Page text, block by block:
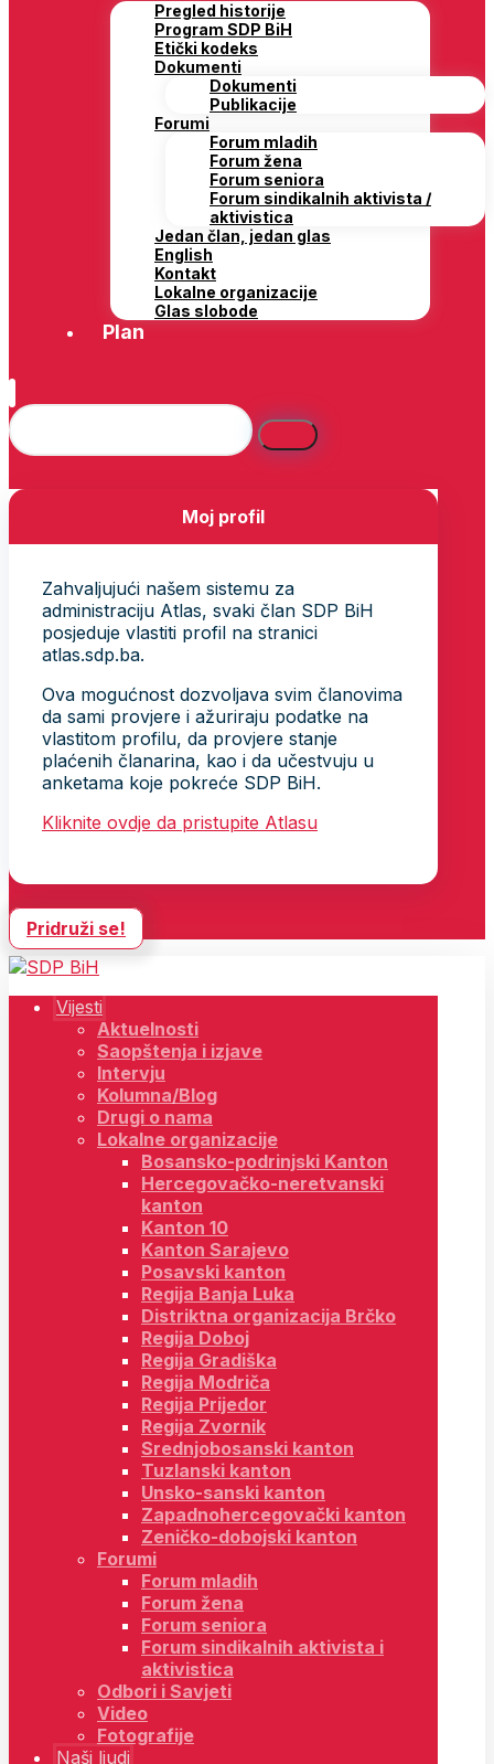
Pregled historije
Program SDP BiH
Etički kodeks
Dokumenti
Dokumenti
Publikacije
Forumi
Forum mladih
Forum žena
Forum seniora
Forum sindikalnih aktivista /
aktivistica
Jedan član, jedan glas
English
Kontakt
Lokalne organizacije
Glas slobode
Plan
Moj profil
Zahvaljujući našem sistemu za
administraciju Atlas, svaki član SDP BiH
posjeduje vlastiti profil na stranici
atlas.sdp.ba.
Ova mogućnost dozvoljava svim članovima
da sami provjere i ažuriraju podatke na
vlastitom profilu, da provjere stanje
plaćenih članarina, kao i da učestvuju u
anketama koje pokreće SDP BiH.
Kliknite ovdje da pristupite Atlasu
Pridruži se!
Vijesti
Aktuelnosti
Saopštenja i izjave
Intervju
Kolumna/Blog
Drugi o nama
Lokalne organizacije
Bosansko-podrinjski Kanton
Hercegovačko-neretvanski
kanton
Kanton 10
Kanton Sarajevo
Posavski kanton
Regija Banja Luka
Distriktna organizacija Brčko
Regija Doboj
Regija Gradiška
Regija Modriča
Regija Prijedor
Regija Zvornik
Srednjobosanski kanton
Tuzlanski kanton
Unsko-sanski kanton
Zapadnohercegovački kanton
Zeničko-dobojski kanton
Forumi
Forum mladih
Forum žena
Forum seniora
Forum sindikalnih aktivista i
aktivistica
Odbori i Savjeti
Video
Fotografije
Naši ljudi